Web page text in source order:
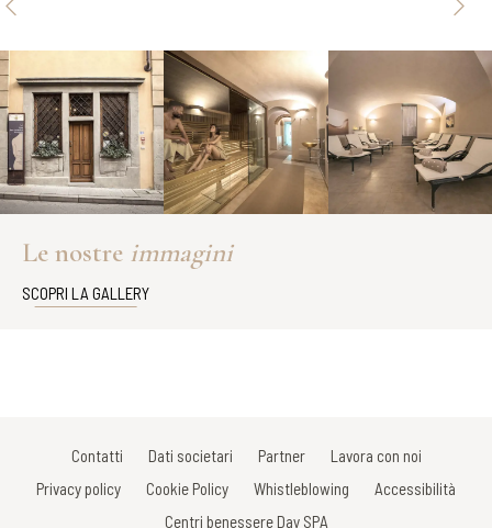
Le nostre immagini
SCOPRI LA GALLERY
Contatti Dati societari Partner
Lavora con noi
Privacy policy
Cookie Policy Whistleblowing
Accessibilità
Centri benessere Day SPA